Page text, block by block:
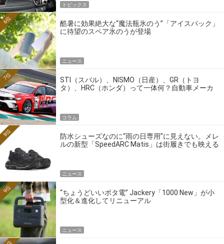
トピックス
酷暑に効果絶大な“魔法瓶氷のう”「アイスパック」
に待望のスペア氷のうが登場
6位
ニュース
STI（スバル）、NISMO（日産）、GR（トヨ
タ）、HRC（ホンダ）って一体何？自動車メーカ
7位
コラム
防水シューズなのに“雨の日専用”に見えない。メレ
ルの新型「SpeedARC Matis」は街履きでも映える
8位
ニュース
“ちょうどいいポタ電” Jackery「1000 New」が小
型化＆進化してリニューアル
9位
ニュース